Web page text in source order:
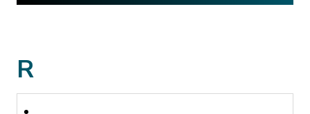
R